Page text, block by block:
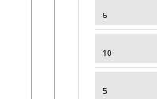
6
10
5